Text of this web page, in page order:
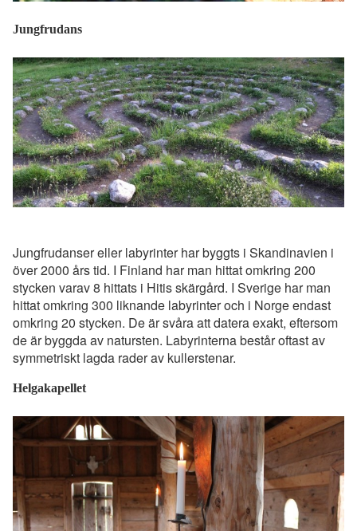
Jungfrudans
Jungfrudanser eller labyrinter har byggts i Skandinavien i
över 2000 års tid. I Finland har man hittat omkring 200
stycken varav 8 hittats i Hitis skärgård. I Sverige har man
hittat omkring 300 liknande labyrinter och i Norge endast
omkring 20 stycken. De är svåra att datera exakt, eftersom
de är byggda av natursten. Labyrinterna består oftast av
symmetriskt lagda rader av kullerstenar.
Helgakapellet